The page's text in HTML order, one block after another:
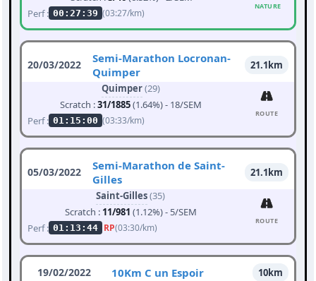
Perf : 00:27:39 (03:27/km)
NATURE
20/03/2022
Semi-Marathon Locronan-
Quimper
21.1km
Quimper(29)
Scratch :31/1885(1.64%) - 18/SEM
Perf : 01:15:00 (03:33/km)
ROUTE
05/03/2022
Semi-Marathon de Saint-
Gilles
21.1km
Saint-Gilles(35)
Scratch : 11/981 (1.12%) - 5/SEM
Perf : 01:13:44 RP(03:30/km)
ROUTE
19/02/2022 10Km C un Espoir
10km